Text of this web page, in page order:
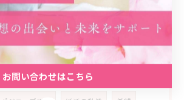
コミュニティ 実践 計画
アピール 学ぶ 考え方 子供
見極める 相手選び 失敗体験
お問い合わせはこちら